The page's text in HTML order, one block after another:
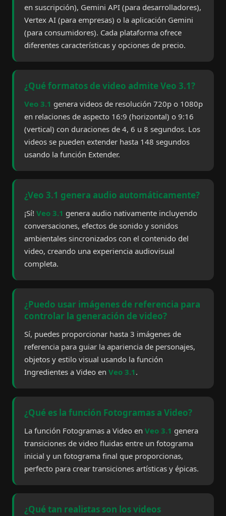
en suscripción), Gemini API (para desarrolladores),
Vertex AI (para empresas) o la aplicación Gemini
(para consumidores). Cada plataforma ofrece
diferentes características y opciones de precio.
¿Qué formatos de video admite Veo 3.1?
Veo 3.1 genera videos de resolución 720p o 1080p
en relaciones de aspecto 16:9 (horizontal) o 9:16
(vertical) con duraciones de 4, 6 u 8 segundos. Los
videos se pueden extender hasta 148 segundos
usando la función Extender.
¿Veo 3.1 genera audio automáticamente?
¡Sí! Veo 3.1 genera audio nativamente incluyendo
conversaciones, efectos de sonido y sonidos
ambientales sincronizados con el contenido del
video, creando una experiencia audiovisual
completa.
¿Puedo usar imágenes de referencia para
controlar la generación de video?
Sí, puedes proporcionar hasta 3 imágenes de
referencia para guiar la apariencia de personajes,
objetos y estilo visual usando la función
Ingredientes a Video en Veo 3.1 .
¿Qué es la función Fotogramas a Video?
La función Fotogramas a Video en Veo 3.1 genera
transiciones de video fluidas entre un fotograma
inicial y un fotograma final que proporcionas,
perfecto para crear transiciones artísticas y épicas.
¿Qué tan realistas son los videos